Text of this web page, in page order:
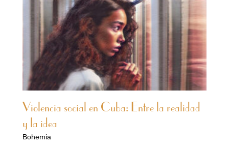
Violencia social en Cuba: Entre la realidad
y la idea
Bohemia